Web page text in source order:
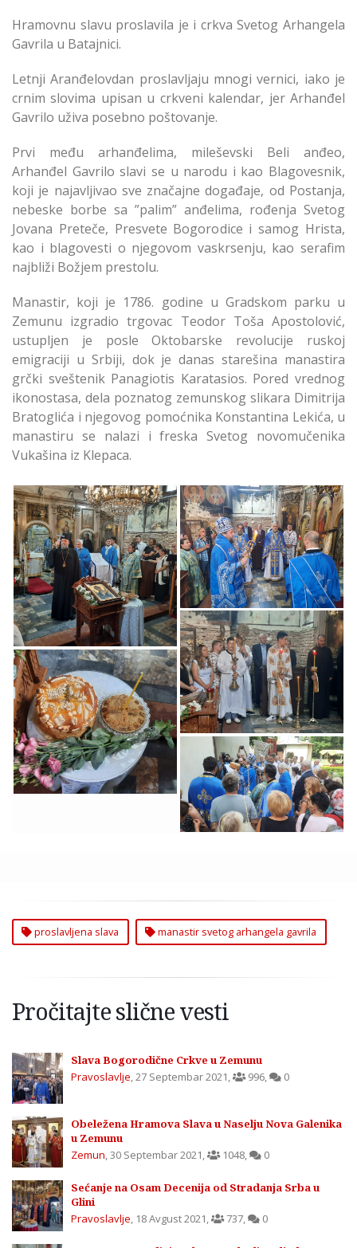
Hramovnu slavu proslavila je i crkva Svetog Arhangela
Gavrila u Batajnici.
Letnji Aranđelovdan proslavljaju mnogi vernici, iako je
crnim slovima upisan u crkveni kalendar, jer Arhanđel
Gavrilo uživa posebno poštovanje.
Prvi među arhanđelima, mileševski Beli anđeo,
Arhanđel Gavrilo slavi se u narodu i kao Blagovesnik,
koji je najavljivao sve značajne događaje, od Postanja,
nebeske borbe sa ”palim” anđelima, rođenja Svetog
Jovana Preteče, Presvete Bogorodice i samog Hrista,
kao i blagovesti o njegovom vaskrsenju, kao serafim
najbliži Božjem prestolu.
Manastir, koji je 1786. godine u Gradskom parku u
Zemunu izgradio trgovac Teodor Toša Apostolović,
ustupljen je posle Oktobarske revolucije ruskoj
emigraciji u Srbiji, dok je danas starešina manastira
grčki sveštenik Panagiotis Karatasios. Pored vrednog
ikonostasa, dela poznatog zemunskog slikara Dimitrija
Bratoglića i njegovog pomoćnika Konstantina Lekića, u
manastiru se nalazi i freska Svetog novomučenika
Vukašina iz Klepaca.
Proslavljena Slava
Svetog Arhangela
Gavrila u Zemunu
Proslavljena Slava
Svetog Arhangela
Gavrila Zemun
Proslavljena Slava
Svetog Arhangela
Gavrila
Proslavljena Slava
Manastira Svetog
Arhangela Gavrila
Proslavljena Slava
Manastira Svetog
Arhangela Gavrila u
Zemunu
proslavljena slava manastir svetog arhangela gavrila
Pročitajte slične vesti
Slava Bogorodične Crkve u Zemunu
Pravoslavlje,27 Septembar 2021, 996, 0
Obeležena Hramova Slava u Naselju Nova Galenika
u Zemunu
Zemun,30 Septembar 2021, 1048, 0
Sećanje na Osam Decenija od Stradanja Srba u
Glini
Pravoslavlje, 18 Avgust 2021, 737, 0